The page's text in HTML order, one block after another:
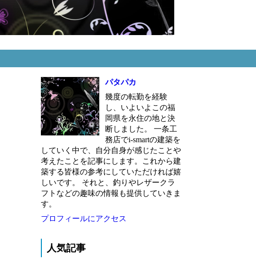
パタパカ
幾度の転勤を経験
し、いよいよこの福
岡県を永住の地と決
断しました。 一条工
務店でi-smartの建築を
していく中で、自分自身が感じたことや
考えたことを記事にします。これから建
築する皆様の参考にしていただければ嬉
しいです。 それと、釣りやレザークラ
フトなどの趣味の情報も提供していきま
す。
プロフィールにアクセス
人気記事